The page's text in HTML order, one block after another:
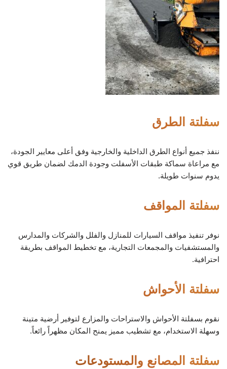
سفلتة الطرق
ننفذ جميع أنواع الطرق الداخلية والخارجية وفق أعلى معايير الجودة،
مع مراعاة سماكة طبقات الأسفلت وجودة الدمك لضمان طريق قوي
يدوم سنوات طويلة.
سفلتة المواقف
نوفر تنفيذ مواقف السيارات للمنازل والفلل والشركات والمدارس
والمستشفيات والمجمعات التجارية، مع تخطيط المواقف بطريقة
احترافية.
سفلتة الأحواش
نقوم بسفلتة الأحواش والاستراحات والمزارع لتوفير أرضية متينة
وسهلة الاستخدام، مع تشطيب مميز يمنح المكان مظهراً رائعاً.
سفلتة المصانع والمستودعات